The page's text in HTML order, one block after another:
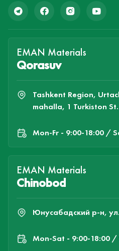
EMAN Materials
Qorasuv
Tashkent Region,
mahalla, 1 Turkiston St.
Mon-Fr - 9:00-18:00 /
EMAN Materials
Chinobod
Юнусабадский р-н,
Mon-Sat - 9:00-18:00 /